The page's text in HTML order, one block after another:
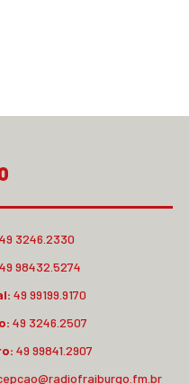
49 3246.2330
49 98432.5274
49 99199.9170
49 3246.2507
49 99841.2907